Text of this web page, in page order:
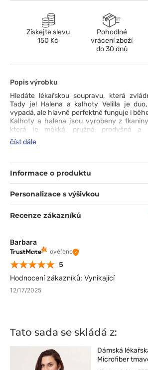
Získejte slevu
150 Kč
Pohodlné
vrácení zboží
do 30 dnů
Popis výrobku
Hledáte lékařskou soupravu, která
Tady je! Halena a kalhoty Velilla je
vypadá, ale hlavně perfektně funguje i
Kalhoty a halena jsou vyrobeny z
která je měkká, pružná, prodyšná a
technologii SilverPlus® je oděv
a zápachem. Kalhoty rovného střihu
zvýrazní vaši siluetu. Souprava má
všeho, co byste mohli při práci potřebovat.
číst dále
Informace o produktu
Personalizace s výšivkou
Recenze zákazníků
Barbara
ověřeno
5
Hodnocení zákazníků: Vynikající
12/17/2025
Tato sada se skládá z:
Dámská
Microfiber